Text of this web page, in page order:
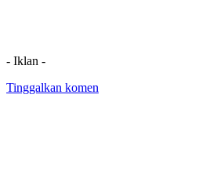
- Iklan -
Tinggalkan komen